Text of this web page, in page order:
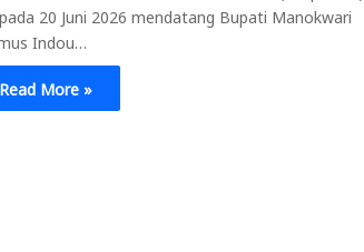
20 Juni 2026 mendatang Bupati Manokwari
Indou…
Read More »